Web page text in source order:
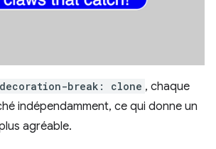
break: clone , chaque
indépendamment, ce qui donne un
agréable.